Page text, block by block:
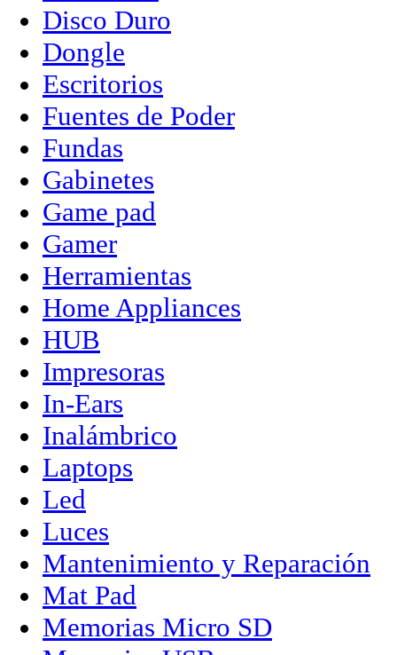
Disco Duro
Dongle
Escritorios
Fuentes de Poder
Fundas
Gabinetes
Game pad
Gamer
Herramientas
Home Appliances
HUB
Impresoras
In-Ears
Inalámbrico
Laptops
Led
Luces
Mantenimiento y Reparación
Mat Pad
Memorias Micro SD